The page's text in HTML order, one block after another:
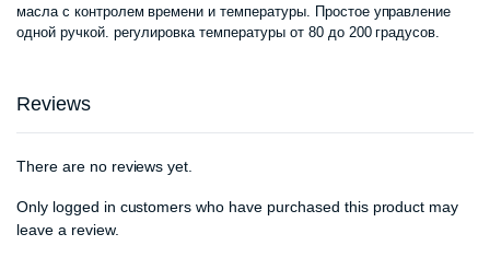
масла с контролем времени и температуры. Простое управление
одной ручкой. регулировка температуры от 80 до 200 градусов.
Reviews
There are no reviews yet.
Only logged in customers who have purchased this product may
leave a review.